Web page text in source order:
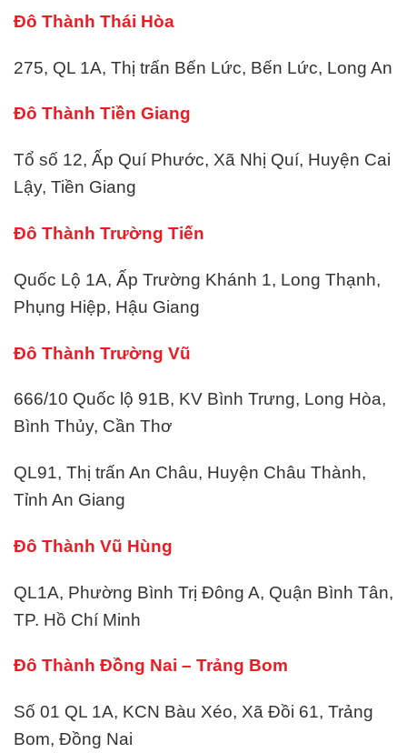
Đô Thành Thái Hòa
275, QL 1A, Thị trấn Bến Lức, Bến Lức, Long An
Đô Thành Tiền Giang
Tổ số 12, Ấp Quí Phước, Xã Nhị Quí, Huyện Cai
Lậy, Tiền Giang
Đô Thành Trường Tiến
Quốc Lộ 1A, Ấp Trường Khánh 1, Long Thạnh,
Phụng Hiệp, Hậu Giang
Đô Thành Trường Vũ
666/10 Quốc lộ 91B, KV Bình Trưng, Long Hòa,
Bình Thủy, Cần Thơ
QL91, Thị trấn An Châu, Huyện Châu Thành,
Tỉnh An Giang
Đô Thành Vũ Hùng
QL1A, Phường Bình Trị Đông A, Quận Bình Tân,
TP. Hồ Chí Minh
Đô Thành Đồng Nai – Trảng Bom
Số 01 QL 1A, KCN Bàu Xéo, Xã Đồi 61, Trảng
Bom, Đồng Nai